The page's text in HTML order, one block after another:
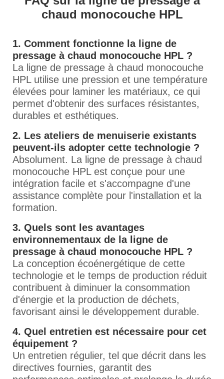
chaud monocouche HPL
1. Comment fonctionne la ligne de
pressage à chaud monocouche HPL ?
La ligne de pressage à chaud monocouche
HPL utilise une pression et une température
élevées pour laminer les matériaux, ce qui
permet d'obtenir des surfaces résistantes,
durables et esthétiques.
2. Les ateliers de menuiserie existants
peuvent-ils adopter cette technologie ?
Absolument. La ligne de pressage à chaud
monocouche HPL est conçue pour une
intégration facile et s'accompagne d'une
assistance complète pour l'installation et la
formation.
3. Quels sont les avantages
environnementaux de la ligne de
pressage à chaud monocouche HPL ?
La conception écoénergétique de cette
technologie et le temps de production réduit
contribuent à diminuer la consommation
d'énergie et la production de déchets,
favorisant ainsi le développement durable.
4. Quel entretien est nécessaire pour cet
équipement ?
Un entretien régulier, tel que décrit dans les
directives fournies, garantit des